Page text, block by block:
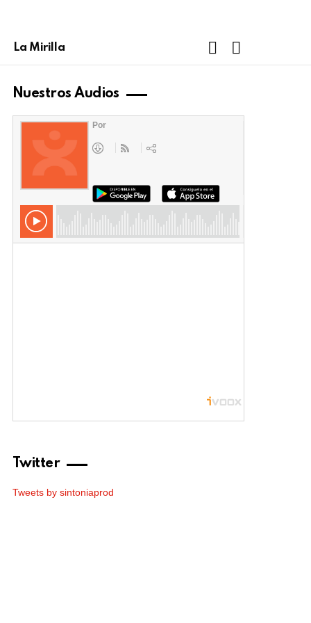
La Mirilla
FOLLOW
Nuestros Audios
Twitter
Tweets by sintoniaprod